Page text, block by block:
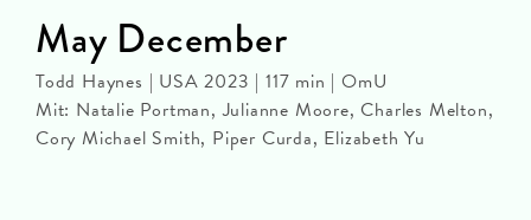
May December
Todd Haynes | USA 2023 | 117 min | OmU
Mit: Natalie Portman, Julianne Moore, Charles Melton,
Cory Michael Smith, Piper Curda, Elizabeth Yu